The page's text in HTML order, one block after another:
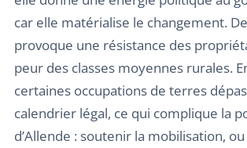
car elle matérialise le changement.
provoque une résistance des
peur des classes moyennes rurales.
certaines occupations de terres
calendrier légal, ce qui complique la
d’Allende : soutenir la mobilisation,